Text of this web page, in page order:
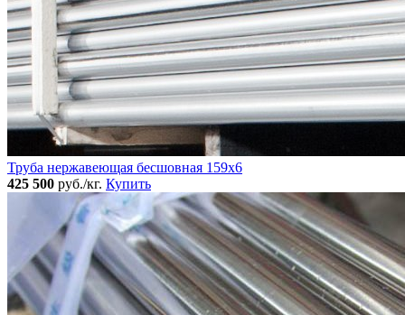
Труба нержавеющая бесшовная 159x6
425 500 руб./кг. Купить